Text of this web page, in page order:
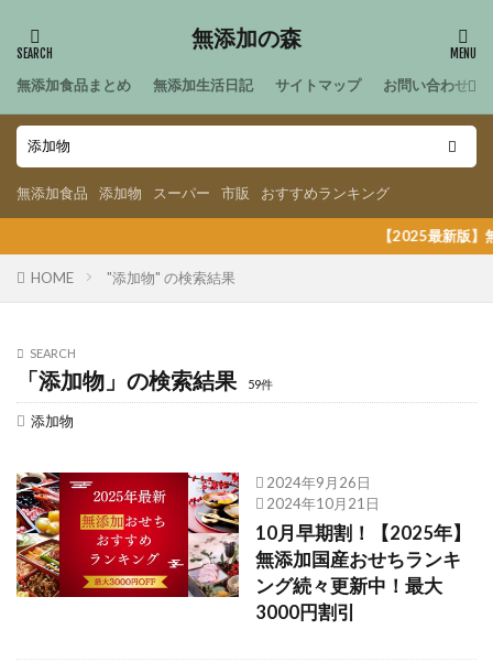
無添加の森
無添加食品まとめ 無添加生活日記 サイトマップ お問い合わせ
無添加食品 添加物 スーパー 市販 おすすめランキング
【2025最新版】無添加おせ
HOME "添加物" の検索結果
SEARCH
「添加物」の検索結果 59件
添加物
2024年9月26日
2024年10月21日
10月早期割！【2025年】
無添加国産おせちランキ
ング続々更新中！最大
3000円割引